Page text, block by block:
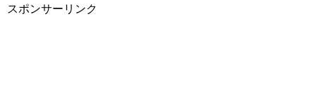
スポンサーリンク